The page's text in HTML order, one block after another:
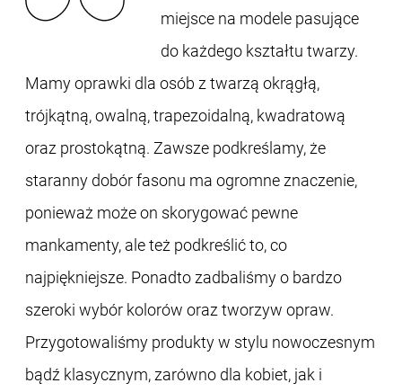
miejsce na modele pasujące
do każdego kształtu twarzy.
Mamy oprawki dla osób z twarzą okrągłą,
trójkątną, owalną, trapezoidalną, kwadratową
oraz prostokątną. Zawsze podkreślamy, że
staranny dobór fasonu ma ogromne znaczenie,
ponieważ może on skorygować pewne
mankamenty, ale też podkreślić to, co
najpiękniejsze. Ponadto zadbaliśmy o bardzo
szeroki wybór kolorów oraz tworzyw opraw.
Przygotowaliśmy produkty w stylu nowoczesnym
bądź klasycznym, zarówno dla kobiet, jak i